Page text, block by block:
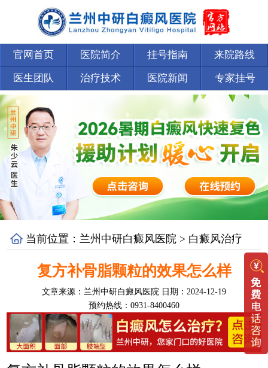
官网首页 医院简介 挂号指南 来院路线
医生团队 治疗技术 医院新闻 专家挂号
当前位置： 兰州中研白癜风医院 > 白癜风治疗
复方补骨脂颗粒的效果怎么样
文章来源： 兰州中研白癜风医院 日期：2024-12-19
预约热线：0931-8400460